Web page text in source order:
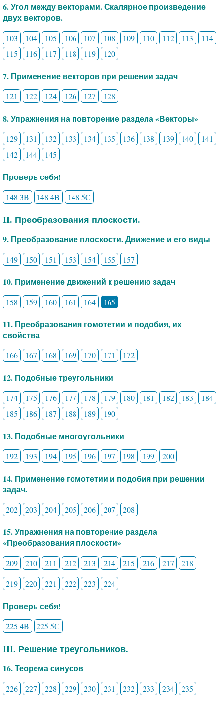
6. Угол между векторами. Скалярное произведение
двух векторов.
103 104 105 106 107 108 109 110 112 113
114
115
116 117 118 119 120
7. Применение векторов при решении задач
121 122 124 126 127 128
8. Упражнения на повторение раздела «Векторы»
129 131 132 133 134 135 136 138 139 140
141
142
144 145
Проверь себя!
148 3B 148 4B 148 5C
II. Преобразования плоскости.
9. Преобразование плоскости. Движение и его виды
149 150 151 153 154 155 157
10. Применение движений к решению задач
158 159 160 161 164 165
11. Преобразования гомотетии и подобия, их
свойства
166 167 168 169 170 171 172
12. Подобные треугольники
174 175 176 177 178 179 180 181 182 183
184
185
186 187 188 189 190
13. Подобные многоугольники
192 193 194 195 196 197 198 199 200
14. Применение гомотетии и подобия при решении
задач.
202 203 204 205 206 207 208
15. Упражнения на повторение раздела
«Преобразования плоскости»
209 210 211 212 213 214 215 216 217
218
219
220 221 222 223 224
Проверь себя!
225 4B 225 5С
III. Решение треугольников.
16. Теорема синусов
226 227 228 229 230 231 232 233 234 235